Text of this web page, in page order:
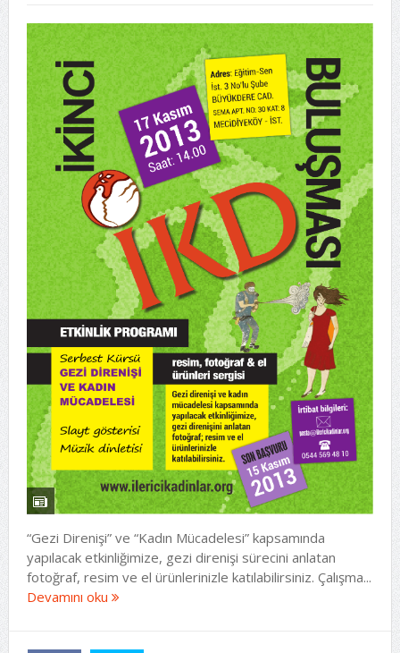
“Gezi Direnişi” ve “Kadın Mücadelesi” kapsamında
yapılacak etkinliğimize, gezi direnişi sürecini anlatan
fotoğraf, resim ve el ürünlerinizle katılabilirsiniz. Çalışma...
Devamını oku